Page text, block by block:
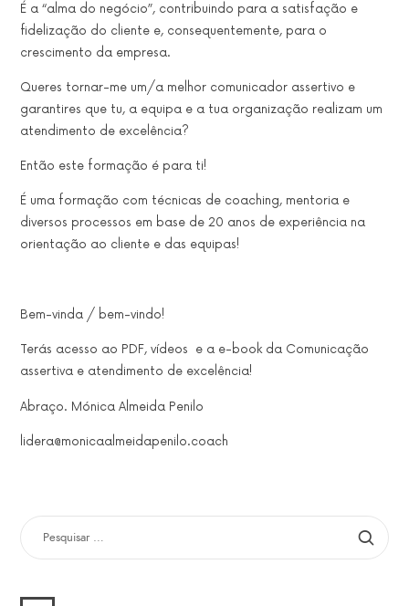
É a “alma do negócio”, contribuindo para a satisfação e
fidelização do cliente e, consequentemente, para o
crescimento da empresa.
Queres tornar-me um/a melhor comunicador assertivo e
garantires que tu, a equipa e a tua organização realizam um
atendimento de excelência?
Então este formação é para ti!
É uma formação com técnicas de coaching, mentoria e
diversos processos em base de 20 anos de experiência na
orientação ao cliente e das equipas!
Bem-vinda / bem-vindo!
Terás acesso ao PDF, vídeos e a e-book da Comunicação
assertiva e atendimento de excelência!
Abraço. Mónica Almeida Penilo
lidera@monicaalmeidapenilo.coach
PESQUISAR
POR: